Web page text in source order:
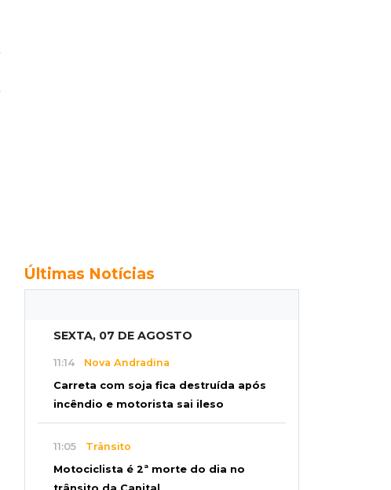
Últimas Notícias
SEXTA, 07 DE AGOSTO
11:14 Nova Andradina
Carreta com soja fica destruída após
incêndio e motorista sai ileso
11:05 Trânsito
Motociclista é 2ª morte do dia no